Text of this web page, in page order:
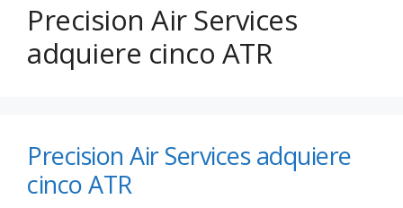
Precision Air Services
adquiere cinco ATR
Precision Air Services adquiere
cinco ATR